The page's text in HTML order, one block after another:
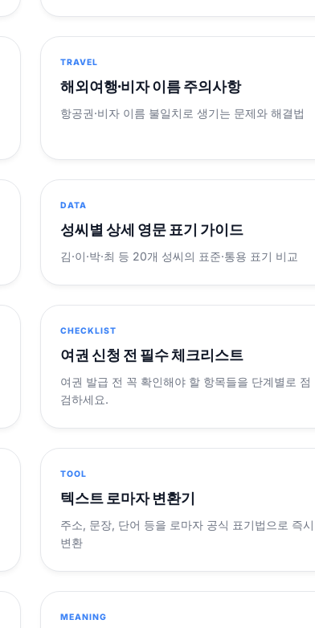
TRAVEL
해외여행·비자 이름 주의사항
항공권·비자 이름 불일치로 생기는 문제와 해결법
DATA
성씨별 상세 영문 표기 가이드
김·이·박·최 등 20개 성씨의 표준·통용 표기 비교
CHECKLIST
여권 신청 전 필수 체크리스트
여권 발급 전 꼭 확인해야 할 항목들을 단계별로 점
검하세요.
TOOL
텍스트 로마자 변환기
주소, 문장, 단어 등을 로마자 공식 표기법으로 즉시
변환
MEANING